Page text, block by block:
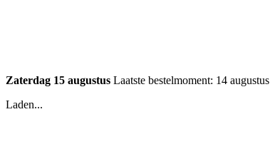
Zaterdag 15 augustus Laatste bestelmoment: 14 augustus
Laden...